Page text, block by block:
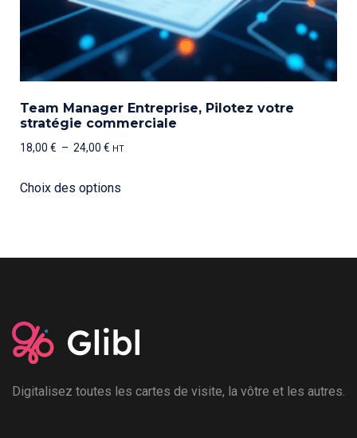
Team Manager Entreprise, Pilotez votre
stratégie commerciale
18,00 € – 24,00 € HT
Choix des options
Digitalisez toutes les cartes de visite, la vôtre et les autres.